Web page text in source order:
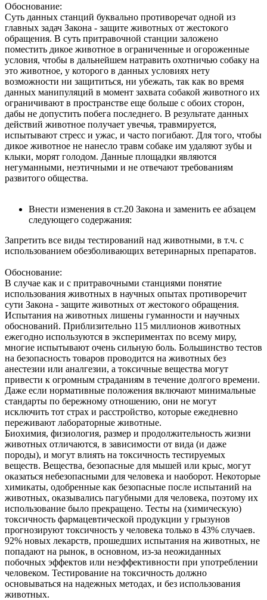
Обоснование:
Суть данных станций буквально противоречат одной из
главных задач Закона - защите животных от жестокого
обращения. В суть притравочной станции заложено
поместить дикое животное в ограниченные и огороженные
условия, чтобы в дальнейшем натравить охотничью собаку на
это животное, у которого в данных условиях нету
возможности ни защититься, ни убежать, так как во время
данных манипуляций в момент захвата собакой животного их
ограничивают в пространстве еще больше с обоих сторон,
дабы не допустить побега последнего. В результате данных
действий животное получает увечья, травмируется,
испытывают стресс и ужас, и часто погибают. Для того, чтобы
дикое животное не нанесло травм собаке им удаляют зубы и
клыки, морят голодом. Данные площадки являются
негуманными, неэтичными и не отвечают требованиям
развитого общества.
Внести изменения в ст.20 Закона и заменить ее абзацем
следующего содержания:
Запретить все виды тестирований над животными, в т.ч. с
использованием обезболивающих ветеринарных препаратов.
Обоснование:
В случае как и с притравочными станциями понятие
использования животных в научных опытах противоречит
сути Закона - защите животных от жестокого обращения.
Испытания на животных лишены гуманности и научных
обоснований. Приблизительно 115 миллионов животных
ежегодно используются в экспериментах по всему миру,
многие испытывают очень сильную боль. Большинство тестов
на безопасность товаров проводится на животных без
анестезии или аналгезии, а токсичные вещества могут
привести к огромным страданиям в течение долгого времени.
Даже если нормативные положения включают минимальные
стандарты по бережному отношению, они не могут
исключить тот страх и расстройство, которые ежедневно
переживают лабораторные животные.
Биохимия, физиология, размер и продолжительность жизни
животных отличаются, в зависимости от вида (и даже
породы), и могут влиять на токсичность тестируемых
веществ. Вещества, безопасные для мышей или крыс, могут
оказаться небезопасными для человека и наоборот. Некоторые
химикаты, одобренные как безопасные после испытаний на
животных, оказывались пагубными для человека, поэтому их
использование было прекращено. Тесты на (химическую)
токсичность фармацевтической продукции у грызунов
прогнозируют токсичность у человека только в 43% случаев.
92% новых лекарств, прошедших испытания на животных, не
попадают на рынок, в основном, из-за неожиданных
побочных эффектов или неэффективности при употреблении
человеком. Тестирование на токсичность должно
основываться на надежных методах, и без использования
животных.